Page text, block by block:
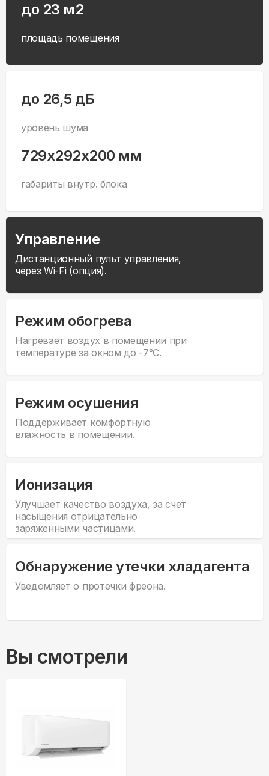
до 23 м2
площадь помещения
до 26,5 дБ
уровень шума
729x292x200 мм
габариты внутр. блока
Управление
Дистанционный пульт управления,
через Wi-Fi (опция).
Режим обогрева
Нагревает воздух в помещении при
температуре за окном до -7°С.
Режим осушения
Поддерживает комфортную
влажность в помещении.
Ионизация
Улучшает качество воздуха, за счет
насыщения отрицательно
заряженными частицами.
Обнаружение утечки хладагента
Уведомляет о протечки фреона.
Вы смотрели